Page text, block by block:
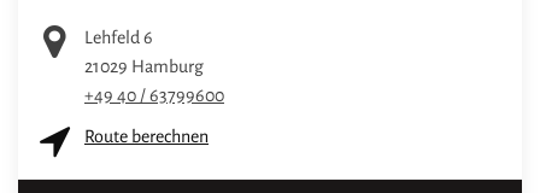
Lehfeld 6
21029 Hamburg
+49 40 / 63799600
Route berechnen